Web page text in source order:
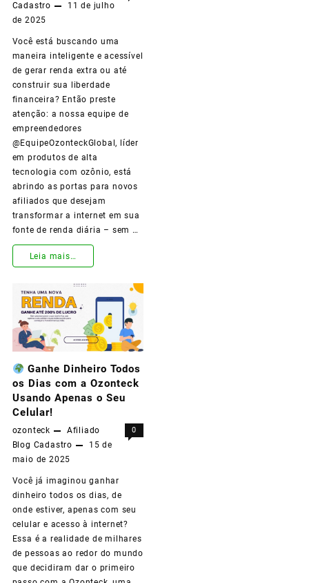
apenas
seu
celular
e
internet?
Cadastro
11 de julho
de 2025
Você está buscando uma
maneira inteligente e acessível
de gerar renda extra ou até
construir sua liberdade
financeira? Então preste
atenção: a nossa equipe de
empreendedores
@EquipeOzonteckGlobal, líder
em produtos de alta
tecnologia com ozônio, está
abrindo as portas para novos
afiliados que desejam
transformar a internet em sua
fonte de renda diária – sem …
se
um
Empreendedor
Digital
com
a
e
Lucre
35%
em
Cada
Leia mais…
Ganhe Dinheiro Todos
os Dias com a Ozonteck
Usando Apenas o Seu
Celular!
ozonteck
Afiliado
Blog Cadastro
15 de
maio de 2025
0
Você já imaginou ganhar
dinheiro todos os dias, de
onde estiver, apenas com seu
celular e acesso à internet?
Essa é a realidade de milhares
de pessoas ao redor do mundo
que decidiram dar o primeiro